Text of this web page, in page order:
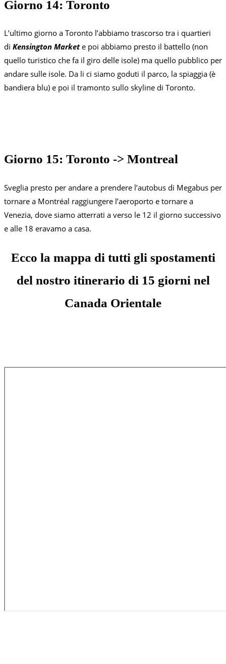
Giorno 14: Toronto
L’ultimo giorno a Toronto l’abbiamo trascorso tra i quartieri
di Kensington Markete poi abbiamo presto il battello (non
quello turistico che fa il giro delle isole) ma quello pubblico per
andare sulle isole. Da li ci siamo goduti il parco, la spiaggia (è
bandiera blu) e poi il tramonto sullo skyline di Toronto.
Giorno 15: Toronto -> Montreal
Sveglia presto per andare a prendere l’autobus di Megabus per
tornare a Montréal raggiungere l’aeroporto e tornare a
Venezia, dove siamo atterrati a verso le 12 il giorno successivo
e alle 18 eravamo a casa.
Ecco la mappa di tutti gli spostamenti
del nostro itinerario di 15 giorni nel
Canada Orientale